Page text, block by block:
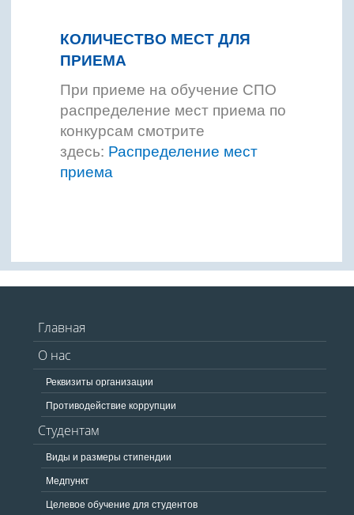
КОЛИЧЕСТВО МЕСТ ДЛЯ
ПРИЕМА
При приеме на обучение СПО
распределение мест приема по
конкурсам смотрите
здесь: Распределение мест
приема
Главная
О нас
Реквизиты организации
Противодействие коррупции
Студентам
Виды и размеры стипендии
Медпункт
Целевое обучение для студентов